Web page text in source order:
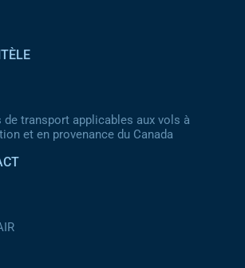
de transport applicables aux vols à
et en provenance du Canada